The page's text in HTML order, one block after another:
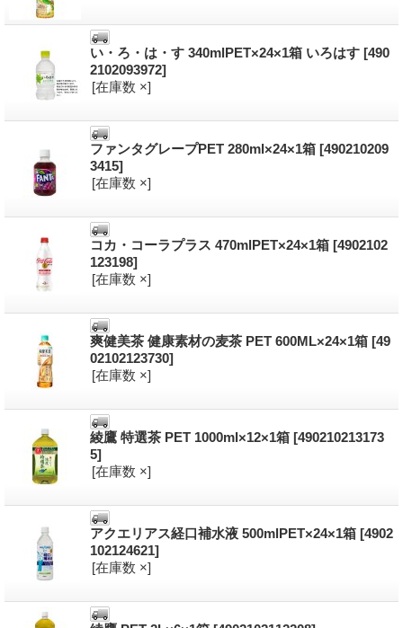
い・ろ・は・す 340mlPET×24×1箱 いろはす [490
2102093972]
[在庫数 ×]
ファンタグレープPET 280ml×24×1箱 [490210209
3415]
[在庫数 ×]
コカ・コーラプラス 470mlPET×24×1箱 [4902102
123198]
[在庫数 ×]
爽健美茶 健康素材の麦茶 PET 600ML×24×1箱 [49
02102123730]
[在庫数 ×]
綾鷹 特選茶 PET 1000ml×12×1箱 [490210213173
5]
[在庫数 ×]
アクエリアス経口補水液 500mlPET×24×1箱 [4902
102124621]
[在庫数 ×]